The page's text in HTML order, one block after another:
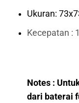
Ukuran:
Kecepatan :
Notes :
dari baterai